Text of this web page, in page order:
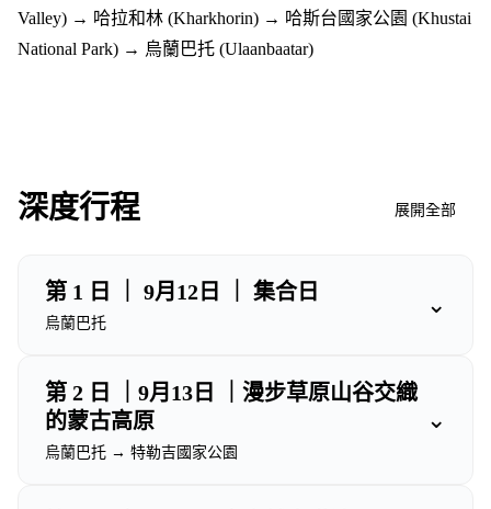
Valley) → 哈拉和林 (Kharkhorin) → 哈斯台國家公園 (Khustai
National Park) → 烏蘭巴托 (Ulaanbaatar)
深度行程 展開全部
第 1 日 ｜ 9月12日 ｜ 集合日
烏蘭巴托
⌄
第 2 日 ｜9月13日 ｜漫步草原山谷交織
的蒙古高原
烏蘭巴托 → 特勒吉國家公園
⌄